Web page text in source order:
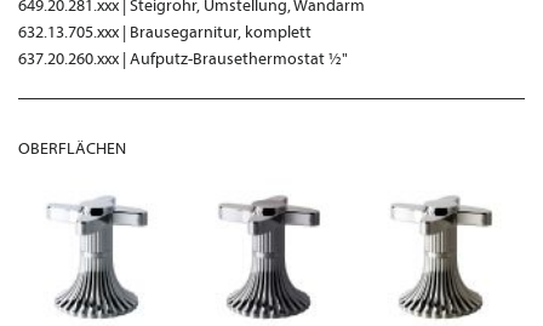
649.20.281.xxx | Steigrohr, Umstellung, Wandarm
632.13.705.xxx | Brausegarnitur, komplett
637.20.260.xxx | Aufputz-Brausethermostat ½"
OBERFLÄCHEN